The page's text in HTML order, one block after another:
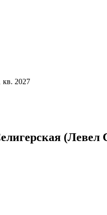
кв. 2027
(Левел